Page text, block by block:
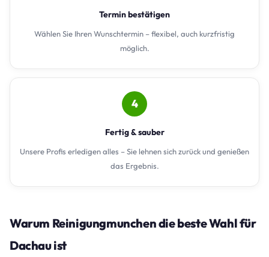
Termin bestätigen
Wählen Sie Ihren Wunschtermin – flexibel, auch kurzfristig
möglich.
4
Fertig & sauber
Unsere Profis erledigen alles – Sie lehnen sich zurück und genießen
das Ergebnis.
Warum Reinigungmunchen die beste Wahl für
Dachau ist